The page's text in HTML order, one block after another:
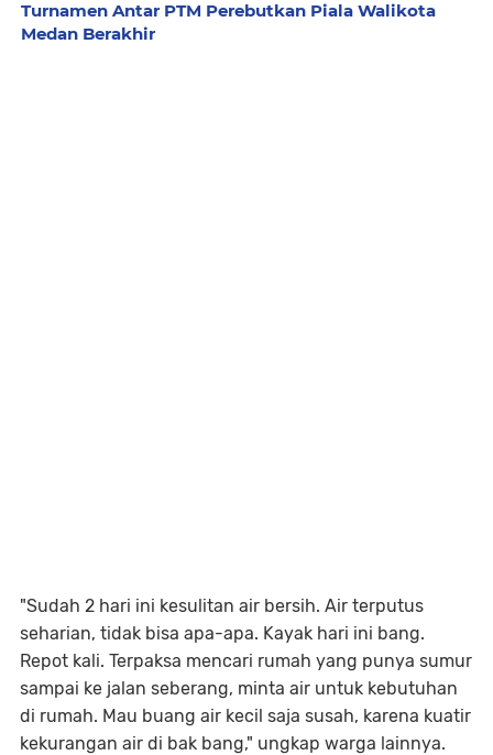
Turnamen Antar PTM Perebutkan Piala Walikota
Medan Berakhir
"Sudah 2 hari ini kesulitan air bersih. Air terputus
seharian, tidak bisa apa-apa. Kayak hari ini bang.
Repot kali. Terpaksa mencari rumah yang punya sumur
sampai ke jalan seberang, minta air untuk kebutuhan
di rumah. Mau buang air kecil saja susah, karena kuatir
kekurangan air di bak bang," ungkap warga lainnya.